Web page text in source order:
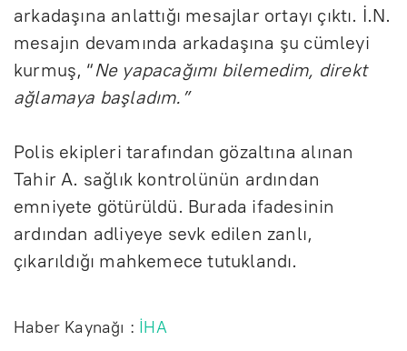
arkadaşına anlattığı mesajlar ortayı çıktı. İ.N.
mesajın devamında arkadaşına şu cümleyi
kurmuş, “Ne yapacağımı bilemedim, direkt
ağlamaya başladım.”
Polis ekipleri tarafından gözaltına alınan
Tahir A. sağlık kontrolünün ardından
emniyete götürüldü. Burada ifadesinin
ardından adliyeye sevk edilen zanlı,
çıkarıldığı mahkemece tutuklandı.
Haber Kaynağı : İHA